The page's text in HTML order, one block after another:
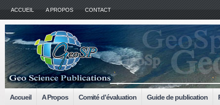
ACCUEIL A PROPOS CONTACT
Accueil A Propos Comité d’évaluation Guide de publication